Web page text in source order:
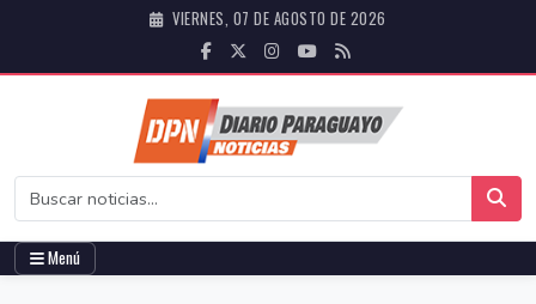
VIERNES, 07 DE AGOSTO DE 2026
Menú